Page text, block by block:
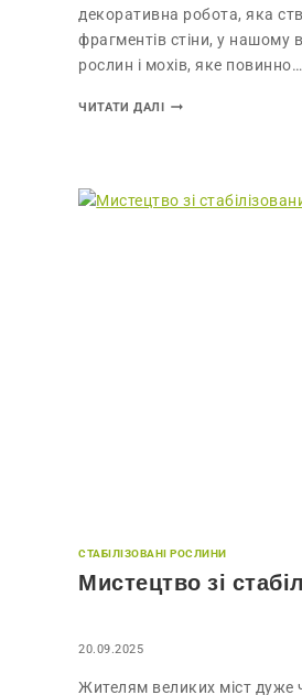
декоративна робота, яка
фрагментів стіни, у нашому
рослин і мохів, яке повинно…
ЧИТАТИ ДАЛІ
СТАБІЛІЗОВАНІ РОСЛИНИ
Мистецтво зі
20.09.2025
Жителям великих міст дуже